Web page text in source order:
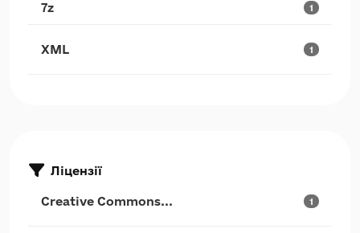
7z 1
XML 1
Ліцензії
Creative Commons... 1